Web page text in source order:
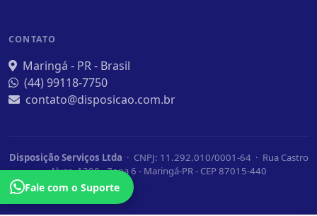
CONTATO
Maringá - PR - Brasil
(44) 99118-7750
contato@disposicao.com.br
Disposição Serviços Ltda · CNPJ: 11.292.010/0001-64 · Rua Castro
Alves, 1390 - Zona 6 - Maringá-PR - CEP 87015-440
Fale com o Suporte